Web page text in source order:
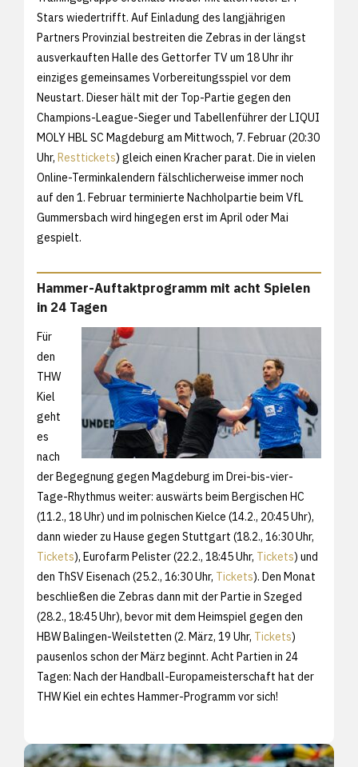
Stars wiedertrifft. Auf Einladung des langjährigen
Partners Provinzial bestreiten die Zebras in der längst
ausverkauften Halle des Gettorfer TV um 18 Uhr ihr
einziges gemeinsames Vorbereitungsspiel vor dem
Neustart. Dieser hält mit der Top-Partie gegen den
Champions-League-Sieger und Tabellenführer der LIQUI
MOLY HBL SC Magdeburg am Mittwoch, 7. Februar (20:30
Uhr, Resttickets) gleich einen Kracher parat. Die in vielen
Online-Terminkalendern fälschlicherweise immer noch
auf den 1. Februar terminierte Nachholpartie beim VfL
Gummersbach wird hingegen erst im April oder Mai
gespielt.
Hammer-Auftaktprogramm mit acht Spielen
in 24 Tagen
Für
den
THW
Kiel
geht
es
nach
der Begegnung gegen Magdeburg im Drei-bis-vier-
Tage-Rhythmus weiter: auswärts beim Bergischen HC
(11.2., 18 Uhr) und im polnischen Kielce (14.2., 20:45 Uhr),
dann wieder zu Hause gegen Stuttgart (18.2., 16:30 Uhr,
Tickets), Eurofarm Pelister (22.2., 18:45 Uhr, Tickets) und
den ThSV Eisenach (25.2., 16:30 Uhr, Tickets). Den Monat
beschließen die Zebras dann mit der Partie in Szeged
(28.2., 18:45 Uhr), bevor mit dem Heimspiel gegen den
HBW Balingen-Weilstetten (2. März, 19 Uhr, Tickets)
pausenlos schon der März beginnt. Acht Partien in 24
Tagen: Nach der Handball-Europameisterschaft hat der
THW Kiel ein echtes Hammer-Programm vor sich!